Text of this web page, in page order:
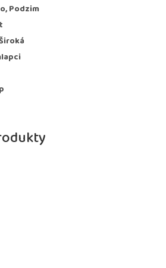
Podzim